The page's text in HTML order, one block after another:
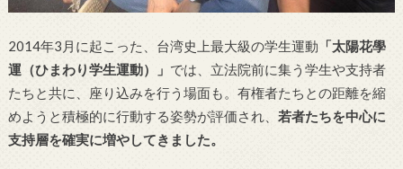
2014年3月に起こった、台湾史上最大級の学生運動 「太陽花學
運（ひまわり学生運動）」 では、立法院前に集う学生や支持者
たちと共に、座り込みを行う場面も。有権者たちとの距離を縮
めようと積極的に行動する姿勢が評価され、 若者たちを中心に
支持層を確実に増やしてきました。